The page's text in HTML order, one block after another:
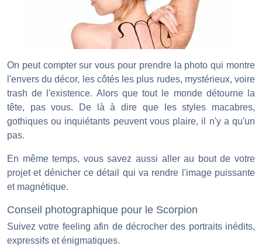
On peut compter sur vous pour prendre la photo qui montre
l'envers du décor, les côtés les plus rudes, mystérieux, voire
trash de l'existence. Alors que tout le monde détourne la
tête, pas vous. De là à dire que les styles macabres,
gothiques ou inquiétants peuvent vous plaire, il n'y a qu'un
pas.
En même temps, vous savez aussi aller au bout de votre
projet et dénicher ce détail qui va rendre l'image puissante
et magnétique.
Conseil photographique pour le Scorpion
Suivez votre feeling afin de décrocher des portraits inédits,
expressifs et énigmatiques.